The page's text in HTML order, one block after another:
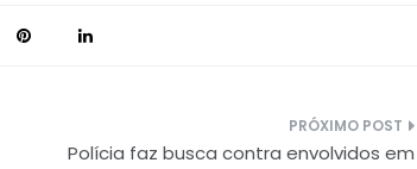
Polícia faz busca contra envolvidos em